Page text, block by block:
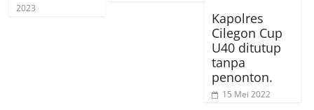
2023
Kapolres
Cilegon Cup
U40 ditutup
tanpa
penonton.
15 Mei 2022